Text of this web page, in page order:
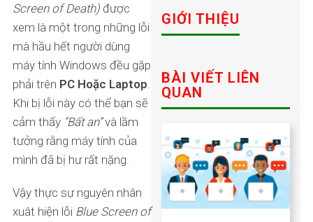
Screen of Death)được
xem là một trong những lỗi
mà hầu hết người dùng
máy tính Windows đều gặp
phải trên PC Hoặc Laptop
Khi bị lỗi này có thể bạn sẽ
cảm thấy “Bất an”và lầm
tưởng rằng máy tính của
mình đã bị hư rất nặng.
Vậy thực sự nguyên nhân
xuât hiện lỗi Blue Screen of
GIỚI THIỆU
BÀI VIẾT LIÊN
QUAN